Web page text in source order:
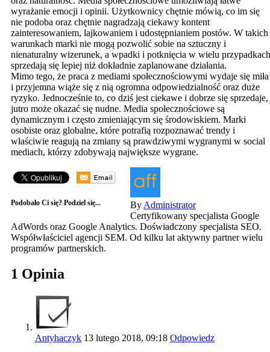
wyrażanie emocji i opinii. Użytkownicy chętnie mówią, co im się
nie podoba oraz chętnie nagradzają ciekawy kontent
zainteresowaniem, lajkowaniem i udostępnianiem postów. W takich
warunkach marki nie mogą pozwolić sobie na sztuczny i
nienaturalny wizerunek, a wpadki i potknięcia w wielu przypadkach
sprzedają się lepiej niż dokładnie zaplanowane działania.
Mimo tego, że praca z mediami społecznościowymi wydaje się miła
i przyjemna wiąże się z nią ogromna odpowiedzialność oraz duże
ryzyko. Jednocześnie to, co dziś jest ciekawe i dobrze się sprzedaje,
jutro może okazać się nudne. Media społecznościowe są
dynamicznym i często zmieniającym się środowiskiem. Marki
osobiste oraz globalne, które potrafią rozpoznawać trendy i
właściwie reagują na zmiany są prawdziwymi wygranymi w social
mediach, którzy zdobywają największe wygrane.
Podobało Ci się? Podziel się... By Administrator
Certyfikowany specjalista Google
AdWords oraz Google Analytics. Doświadczony specjalista SEO.
Współwłaściciel agencji SEM. Od kilku lat aktywny partner wielu
programów partnerskich.
1 Opinia
Antyhaczyk 13 lutego 2018, 09:18 Odpowiedz